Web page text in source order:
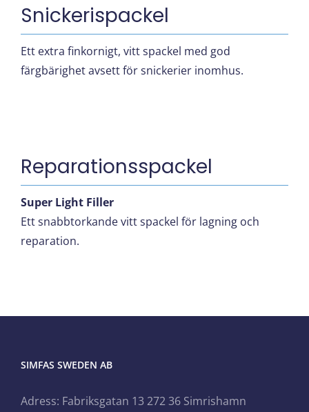
Snickerispackel
Ett extra finkornigt, vitt spackel med god
färgbärighet avsett för snickerier inomhus.
Reparationsspackel
Super Light Filler
Ett snabbtorkande vitt spackel för lagning och
reparation.
SIMFAS SWEDEN AB
Adress: Fabriksgatan 13 272 36 Simrishamn